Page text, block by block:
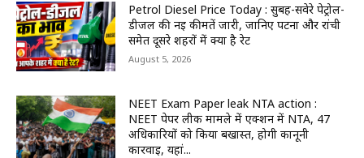
Petrol Diesel Price Today : सुबह-सवेरे पेट्रोल-
डीजल की नई कीमतें जारी, जानिए पटना और रांची
समेत दूसरे शहरों में क्या है रेट
August 5, 2026
NEET Exam Paper leak NTA action :
NEET पेपर लीक मामले में एक्शन में NTA, 47
अधिकारियों को किया बर्खास्त, होगी कानूनी
कार्रवाई, यहां...